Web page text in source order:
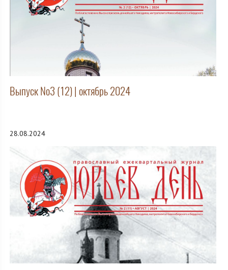
Выпуск №3 (12) | октябрь 2024
28.08.2024